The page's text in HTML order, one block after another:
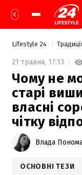
Lifestyle 24 Традиції
21 травня, 17:13
Чому не
старі
власні
чітку
Влада
ОСНОВНІ ТЕЗИ